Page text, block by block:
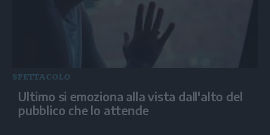
SPETTACOLO
Ultimo si emoziona alla vista dall'alto del
pubblico che lo attende